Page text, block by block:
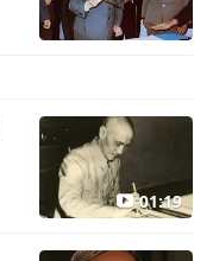
01:19